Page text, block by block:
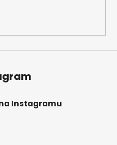
u
Instagramu